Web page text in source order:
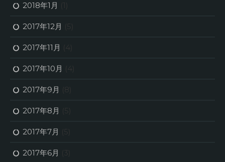
2018年1月 (1)
2017年12月 (5)
2017年11月 (4)
2017年10月 (4)
2017年9月 (8)
2017年8月 (5)
2017年7月 (5)
2017年6月 (3)